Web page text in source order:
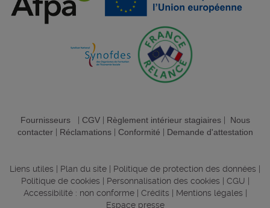
Fournisseurs| CGV| Règlement intérieur stagiaires| Nous
contacter| Réclamations| Conformité Demande d'attestation
Liens utiles Plan du site Politique de protection des données
Politique de cookies
Personnalisation des cookies CGU
Accessibilité : non conforme| Crédits Mentions légales
Espace presse